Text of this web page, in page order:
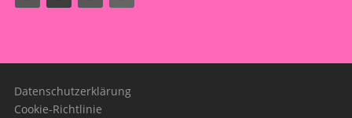
Datenschutzerklärung
Cookie-Richtlinie